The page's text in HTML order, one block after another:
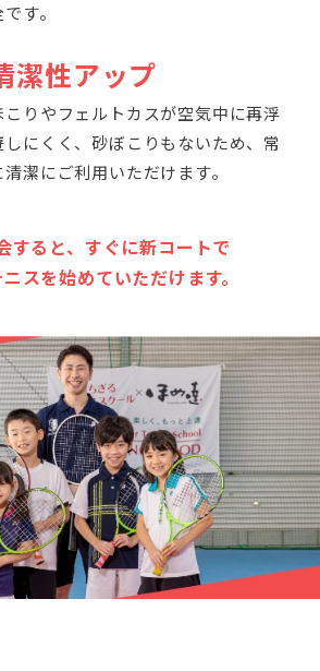
す。
潔性アップ
こりやフェルトカスが空気中に再浮
しにくく、砂ぼこりもないため、常
清潔にご利用いただけます。
すると、すぐに新コートで
スを始めていただけます。